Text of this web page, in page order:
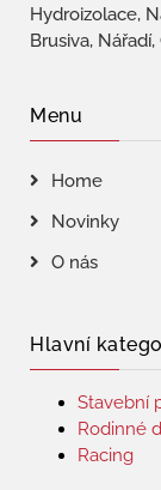
Hydroizolace,
Brusiva,
Menu
Home
Novinky
O nás
Hlavní
Stavební
Rodinné
Racing